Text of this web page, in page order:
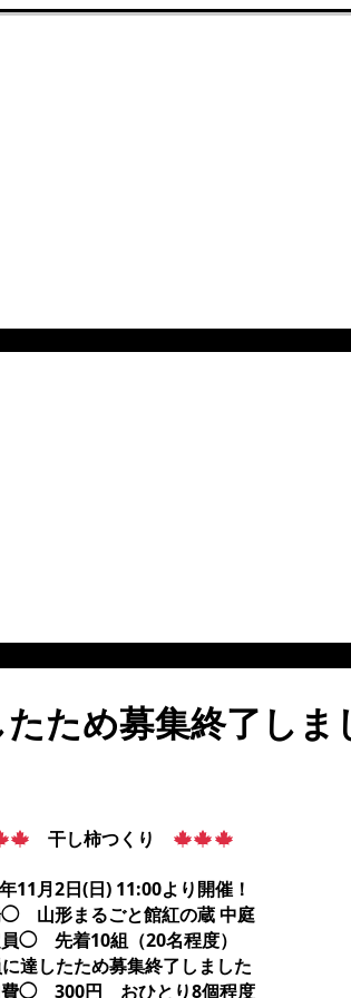
ため募集終了しま
干し柿つくり
11月2日(日) 11:00より開催！
山形まるごと館紅の蔵 中庭
◯ 先着10組（20名程度）
達したため募集終了しました
◯ 300円 おひとり8個程度